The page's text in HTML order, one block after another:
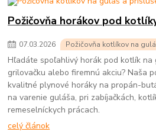
Požičovňa horákov pod
07.03.2026 Požičovňa kotlíkov na
Hľadáte spoľahlivý horák pod kotlík na
grilovačku alebo firemnú akciu? Naša
kvalitné plynové horáky na propán-
na varenie guláša, pri zabíjačkách,
remeselníckych prácach.
celý článok